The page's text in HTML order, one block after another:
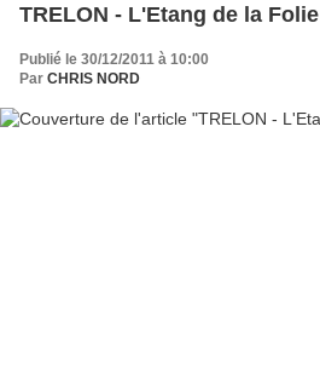
TRELON - L'Etang de la Folie
Publié le 30/12/2011 à 10:00
Par CHRIS NORD